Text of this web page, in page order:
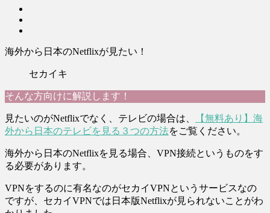
海外から日本のNetflixが見たい！
セカイキ
そんな方向けに解説します！
見たいのがNetflixでなく、テレビの場合は、
【無料あり】海
外から日本のテレビを見る３つの方法をご覧ください。
海外から日本のNetflixを見る場合、VPN接続というものをす
る必要があります。
VPNをするのに有名なのがセカイVPNというサービスなの
ですが、セカイVPNでは日本版Netflixが見られないことがわ